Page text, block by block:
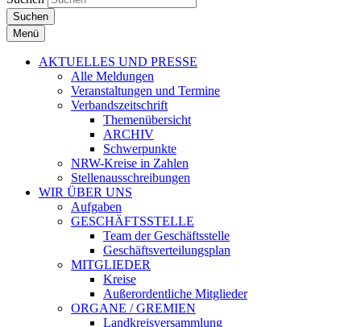
Suchen
Menü
AKTUELLES UND PRESSE
Alle Meldungen
Veranstaltungen und Termine
Verbandszeitschrift
Themenübersicht
ARCHIV
Schwerpunkte
NRW-Kreise in Zahlen
Stellenausschreibungen
WIR ÜBER UNS
Aufgaben
GESCHÄFTSSTELLE
Team der Geschäftsstelle
Geschäftsverteilungsplan
MITGLIEDER
Kreise
Außerordentliche Mitglieder
ORGANE / GREMIEN
Landkreisversammlung